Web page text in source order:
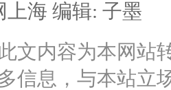
上海 编辑: 子墨
文内容为本网站
信息，与本站立